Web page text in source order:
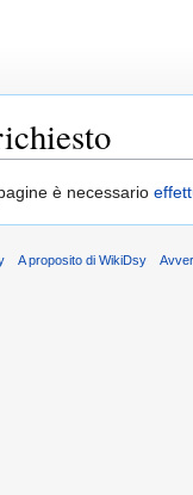
è necessario
A proposito di WikiDsy